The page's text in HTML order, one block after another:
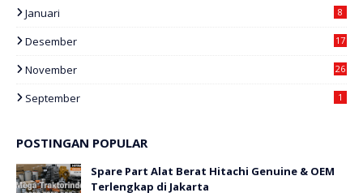
Januari 8
Desember 17
November 26
September 1
POSTINGAN POPULAR
Spare Part Alat Berat Hitachi Genuine & OEM
Terlengkap di Jakarta